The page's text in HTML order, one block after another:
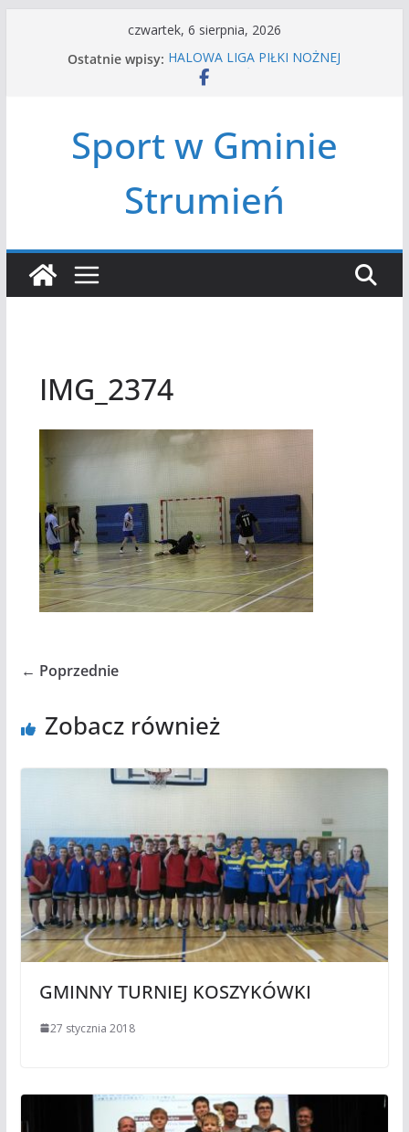
czwartek, 6 sierpnia, 2026
Ostatnie wpisy: HALOWA LIGA PIŁKI NOŻNEJ
LATO W MIEŚCIE’2026
Czwórbój lekkoatletyczny
Sport w Gminie
Strumień
IMG_2374
← Poprzednie
Zobacz również
GMINNY TURNIEJ KOSZYKÓWKI
27 stycznia 2018